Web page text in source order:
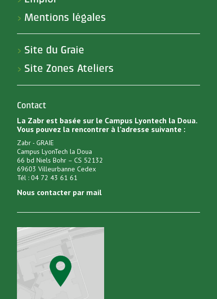
> Mentions légales
> Site du Graie
> Site Zones Ateliers
Contact
La Zabr est basée sur le Campus Lyontech la Doua.
Vous pouvez la rencontrer à l’adresse suivante :
Zabr - GRAIE
Campus LyonTech la Doua
66 bd Niels Bohr – CS 52132
69603 Villeurbanne Cedex
Tél : 04 72 43 61 61
Nous contacter par mail